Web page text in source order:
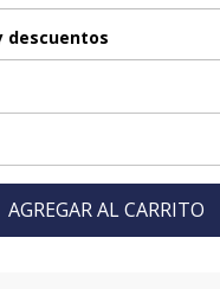
descuentos
AGREGAR AL CARRITO